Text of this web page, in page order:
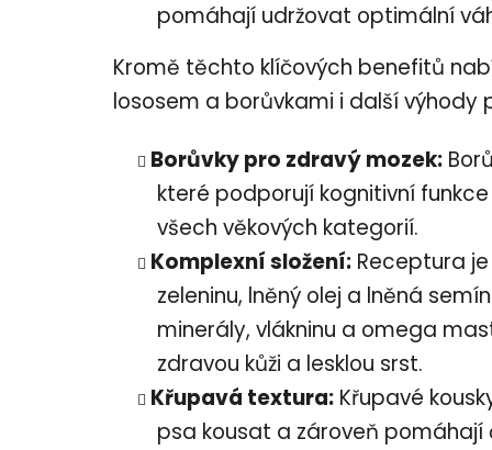
pomáhají udržovat optimální
Kromě těchto klíčových benefitů
lososem a borůvkami i další výhody
Borůvky pro zdravý mozek:
které podporují kognitivní
všech věkových kategorií.
Komplexní složení: Receptura
zeleninu, lněný olej a lněná
minerály, vlákninu a omega
zdravou kůži a lesklou srst.
Křupavá textura: Křupavé
psa kousat a zároveň